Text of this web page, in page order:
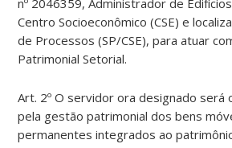
Centro Socioeconômico (CSE) e
de Processos (SP/CSE), para atuar
Patrimonial Setorial.
Art. 2º O servidor ora designado será
pela gestão patrimonial dos bens
permanentes integrados ao